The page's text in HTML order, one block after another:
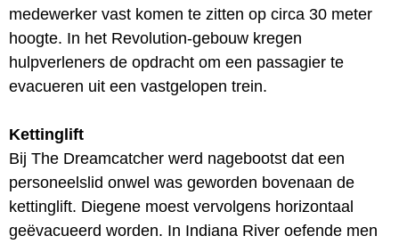
medewerker vast komen te zitten op circa 30 meter
hoogte. In het Revolution-gebouw kregen
hulpverleners de opdracht om een passagier te
evacueren uit een vastgelopen trein.
Kettinglift
Bij The Dreamcatcher werd nagebootst dat een
personeelslid onwel was geworden bovenaan de
kettinglift. Diegene moest vervolgens horizontaal
geëvacueerd worden. In Indiana River oefende men